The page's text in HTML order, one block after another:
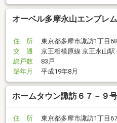
オーベル多摩永山エンブレ
住 所
東京都多摩市諏訪1丁目
交 通
京王相模原線 京王永山駅
総戸数
83戸
築年月
平成19年8月
ホームタウン諏訪６７－９
住 所
東京都多摩市諏訪1丁目